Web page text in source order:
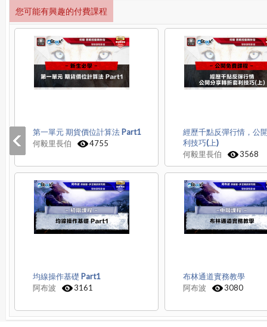
您可能有興趣的付費課程
第一單元 期貨價位計算法 Part1
何毅里長伯
4755
經歷千點反彈行情，公
利技巧(上)
何毅里長伯
3568
均線操作基礎 Part1
阿布波
3161
布林通道實務教學
阿布波
3080